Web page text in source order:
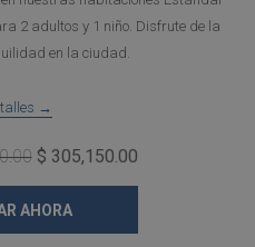
2 adultos y 1 niño. Disfrute de la
en la ciudad.
$ 305,150.00
AHORA